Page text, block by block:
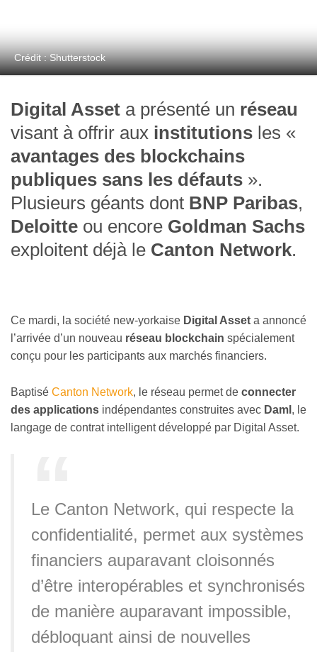
Crédit : Shutterstock
Digital Asset a présenté un réseau
visant à offrir aux institutions les «
avantages des blockchains
publiques sans les défauts ».
Plusieurs géants dont BNP Paribas,
Deloitte ou encore Goldman Sachs
exploitent déjà le Canton Network.
Ce mardi, la société new-yorkaise Digital Asset a annoncé
l’arrivée d’un nouveau réseau blockchain spécialement
conçu pour les participants aux marchés financiers.
Baptisé Canton Network, le réseau permet de connecter
des applications indépendantes construites avec Daml , le
langage de contrat intelligent développé par Digital Asset.
Le Canton Network, qui respecte la
confidentialité, permet aux systèmes
financiers auparavant cloisonnés
d’être interopérables et synchronisés
de manière auparavant impossible,
débloquant ainsi de nouvelles